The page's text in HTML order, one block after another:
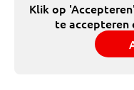
Klik op
te accepteren